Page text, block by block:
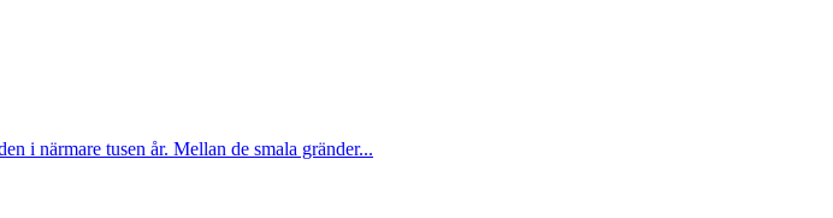
i närmare tusen år. Mellan de smala gränder...